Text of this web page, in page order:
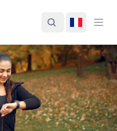
Rechercher
Changer